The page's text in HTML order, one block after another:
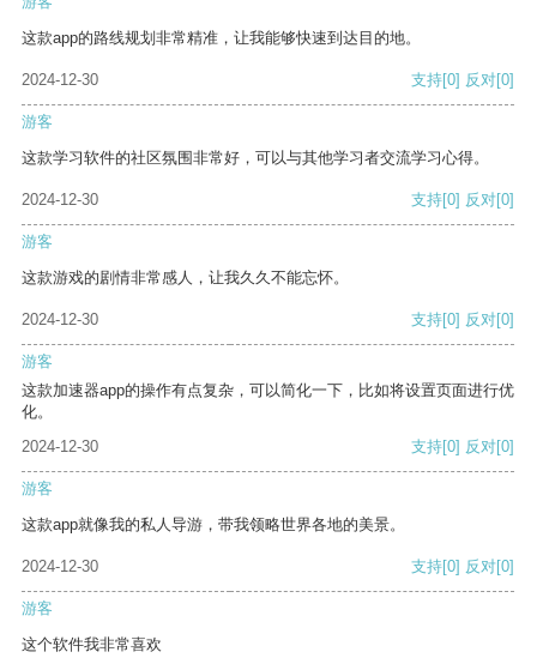
这款app的路线规划非常精准，让我能够快速到达目的地。
2024-12-30 支持[0] 反对[0]
游客
这款学习软件的社区氛围非常好，可以与其他学习者交流学习心得。
2024-12-30 支持[0] 反对[0]
游客
这款游戏的剧情非常感人，让我久久不能忘怀。
2024-12-30 支持[0] 反对[0]
游客
这款加速器app的操作有点复杂，可以简化一下，比如将设置页面进行优
化。
2024-12-30
支持[0] 反对[0]
游客
这款app就像我的私人导游，带我领略世界各地的美景。
2024-12-30 支持[0] 反对[0]
游客
这个软件我非常喜欢